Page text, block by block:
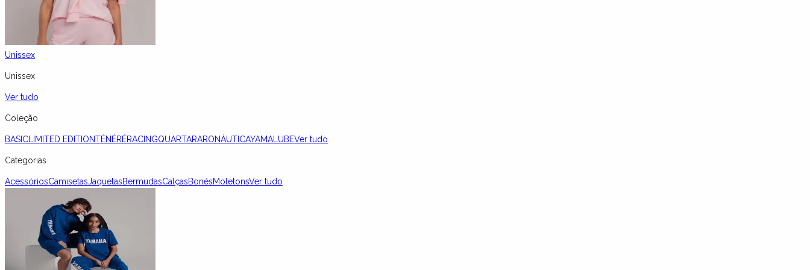
Unissex
Unissex
Ver tudo
Coleção
BASIC LIMITED EDITIONTÉNÉRÉRACINGQUARTARARONÁUTICAYAMALUBEVer tudo
Categorias
AcessóriosCamisetasJaquetasBermudasCalçasBonésMoletonsVer tudo